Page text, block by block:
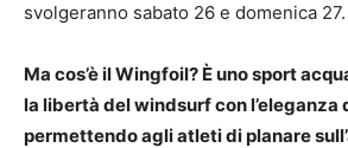
svolgeranno sabato 26 e domenica 27.
Ma cos’è il Wingfoil? È uno sport
la libertà del windsurf con l’eleganza
permettendo agli atleti di planare